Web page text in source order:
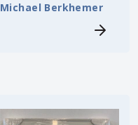
Michael Berkhemer